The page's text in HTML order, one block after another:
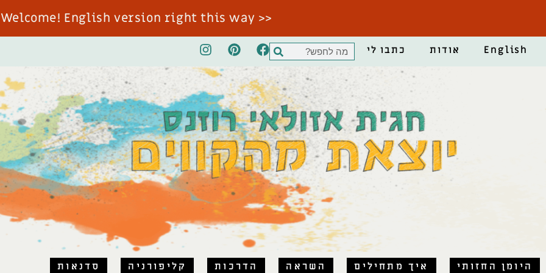
<< Welcome! English version right this way
English אודות כתבו לי
היומן החזותי איך מתחילים השראה הדרכות קליפורניה סדנאות